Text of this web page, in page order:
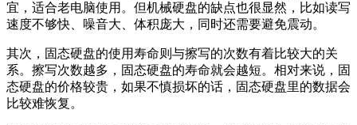
宜，适合老电脑使用。但机械硬盘的缺点也很显然，比如读写
速度不够快、噪音大、体积庞大，同时还需要避免震动。
其次，固态硬盘的使用寿命则与擦写的次数有着比较大的关
系。擦写次数越多，固态硬盘的寿命就会越短。相对来说，固
态硬盘的价格较贵，如果不慎损坏的话，固态硬盘里的数据会
比较难恢复。